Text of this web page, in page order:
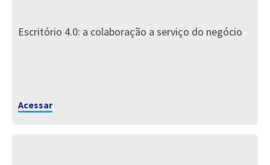
Escritório 4.0: a colaboração a serviço do negócio
Acessar